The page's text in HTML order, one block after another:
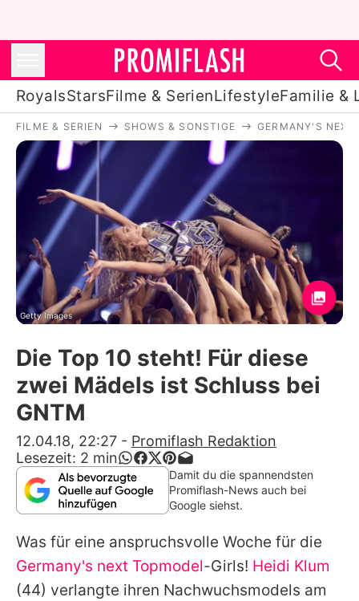
RoyalsStarsFilme & SerienLifestyleFamilie &
Royals
Filme & Serien
Lifestyle
Familie & Liebe
Promiflash Exklusiv
Alle Themen auf Promiflash
App runterladen
Team
Redaktionelle Richtlinien
Impressum
Datenschutzerklärung
FILME & SERIEN SHOWS & SONSTIGE GERMANY'S NEXT
Getty Images
Die Top 10 steht! Für diese
zwei Mädels ist Schluss bei
GNTM
12.04.18, 22:27 - Promiflash Redaktion
Lesezeit: 2 min
Damit du die spannendsten
Promiflash-News auch bei
Google siehst.
Was für eine anspruchsvolle Woche für die
Germany's next Topmodel-Girls! Heidi Klum
(44) verlangte ihren Nachwuchsmodels am